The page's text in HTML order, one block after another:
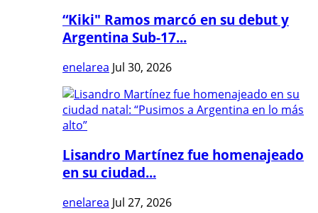
“Kiki" Ramos marcó en su debut y
Argentina Sub-17...
enelarea Jul 30, 2026
Lisandro Martínez fue homenajeado
en su ciudad...
enelarea Jul 27, 2026